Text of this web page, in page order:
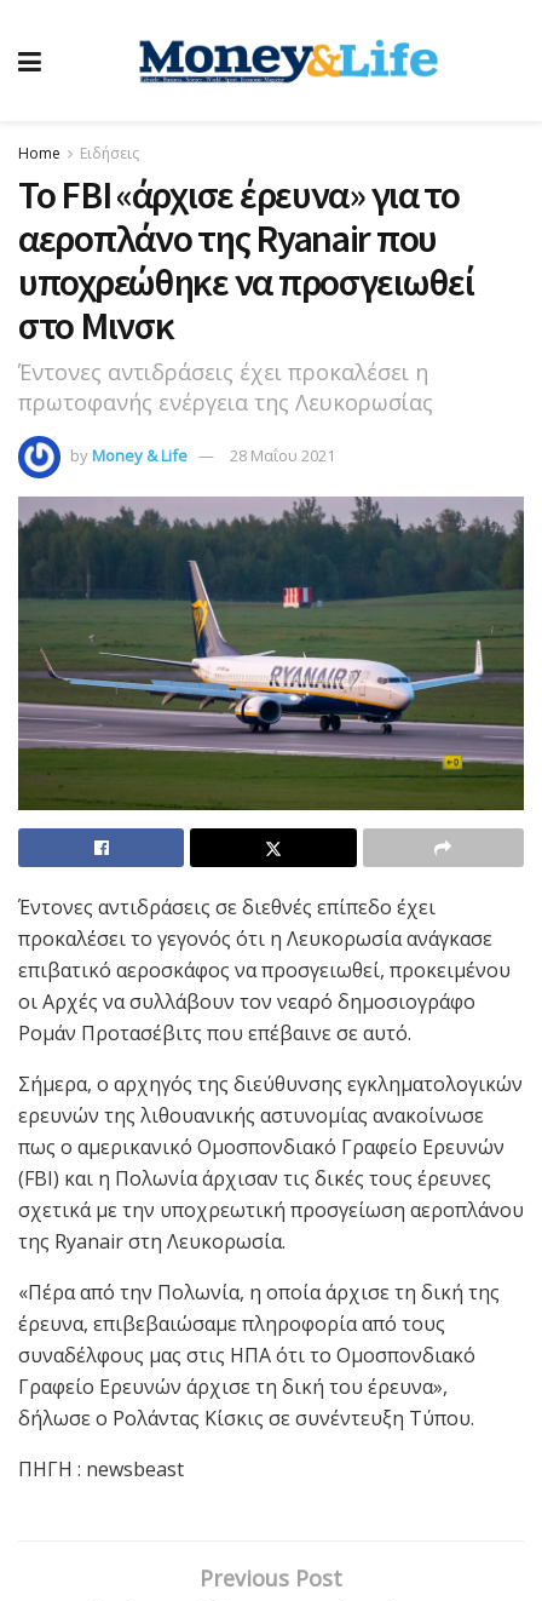
Home Ειδήσεις
Το FBI «άρχισε έρευνα» για το
αεροπλάνο της Ryanair που
υποχρεώθηκε να προσγειωθεί
στο Μινσκ
Έντονες αντιδράσεις έχει προκαλέσει η
πρωτοφανής ενέργεια της Λευκορωσίας
byMoney & Life 28 Μαΐου 2021
Έντονες αντιδράσεις σε διεθνές επίπεδο έχει
προκαλέσει το γεγονός ότι η Λευκορωσία ανάγκασε
επιβατικό αεροσκάφος να προσγειωθεί, προκειμένου
οι Αρχές να συλλάβουν τον νεαρό δημοσιογράφο
Ρομάν Προτασέβιτς που επέβαινε σε αυτό.
Σήμερα, ο αρχηγός της διεύθυνσης εγκληματολογικών
ερευνών της λιθουανικής αστυνομίας ανακοίνωσε
πως ο αμερικανικό Ομοσπονδιακό Γραφείο Ερευνών
(FBI) και η Πολωνία άρχισαν τις δικές τους έρευνες
σχετικά με την υποχρεωτική προσγείωση αεροπλάνου
της Ryanair στη Λευκορωσία.
«Πέρα από την Πολωνία, η οποία άρχισε τη δική της
έρευνα, επιβεβαιώσαμε πληροφορία από τους
συναδέλφους μας στις ΗΠΑ ότι το Ομοσπονδιακό
Γραφείο Ερευνών άρχισε τη δική του έρευνα»,
δήλωσε ο Ρολάντας Κίσκις σε συνέντευξη Τύπου.
ΠΗΓΗ : newsbeast
Previous Post